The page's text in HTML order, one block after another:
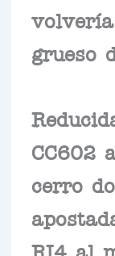
grueso
CC602
cerro
RI4 al